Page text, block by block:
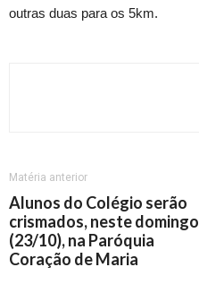
outras duas para os 5km.
Matéria anterior
Alunos do Colégio serão
crismados, neste domingo
(23/10), na Paróquia
Coração de Maria